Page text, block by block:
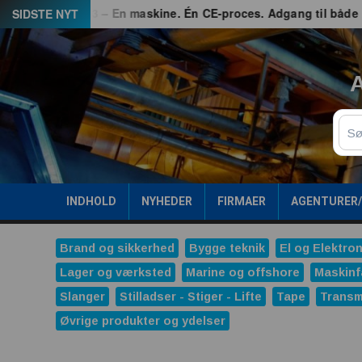
Spring
til
indhold
SIDSTE NYTG3 – En maskine. Én CE-proces. Adgang til både EU
Søg
INDHOLD NYHEDER FIRMAER
Brand og sikkerhed Bygge teknik El og
Lager og værksted
Marine og offshore
Slanger
Stilladser - Stiger - Lifte Tape
Øvrige produkter og ydelser